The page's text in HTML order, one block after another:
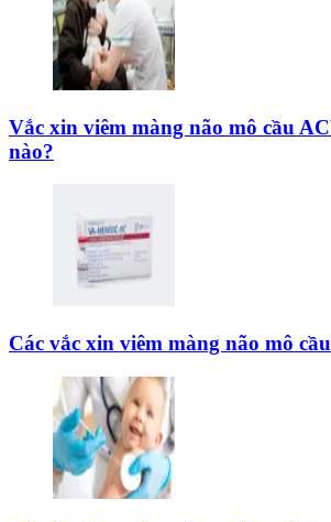
Vắc xin viêm màng não mô cầu
nào?
Các vắc xin viêm màng não mô